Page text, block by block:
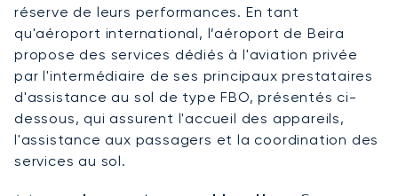
réserve de leurs performances. En tant
qu'aéroport international, l’aéroport de Beira
propose des services dédiés à l'aviation privée
par l'intermédiaire de ses principaux prestataires
d'assistance au sol de type FBO, présentés ci-
dessous, qui assurent l'accueil des appareils,
l'assistance aux passagers et la coordination des
services au sol.